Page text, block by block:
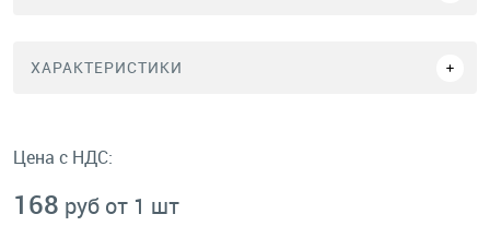
ХАРАКТЕРИСТИКИ
Цена с НДС:
168 руб от 1 шт